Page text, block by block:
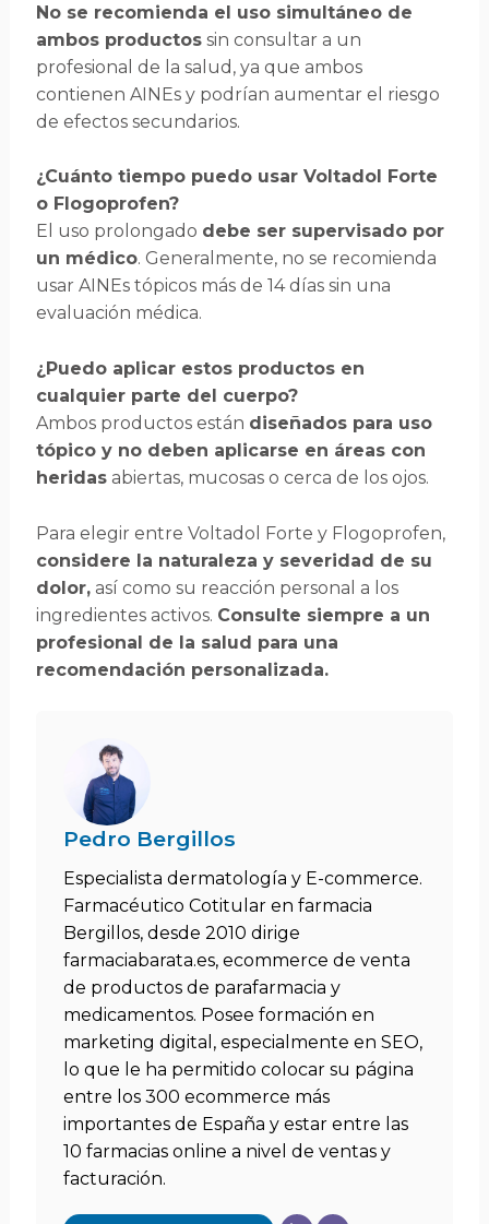
No se recomienda el uso simultáneo de
ambos productossin consultar a un
profesional de la salud, ya que ambos
contienen AINEs y podrían aumentar el riesgo
de efectos secundarios.
¿Cuánto tiempo puedo usar Voltadol Forte
o Flogoprofen?
El uso prolongado debe ser supervisado por
un médico. Generalmente, no se recomienda
usar AINEs tópicos más de 14 días sin una
evaluación médica.
¿Puedo aplicar estos productos en
cualquier parte del cuerpo?
Ambos productos están diseñados para uso
tópico y no deben aplicarse en áreas con
heridasabiertas, mucosas o cerca de los ojos.
Para elegir entre Voltadol Forte y Flogoprofen,
considere la naturaleza y severidad de su
dolor,así como su reacción personal a los
ingredientes activos. Consulte siempre a un
profesional de la salud para una
recomendación personalizada.
Pedro Bergillos
Especialista dermatología y E-commerce.
Farmacéutico Cotitular en farmacia
Bergillos, desde 2010 dirige
farmaciabarata.es, ecommerce de venta
de productos de parafarmacia y
medicamentos. Posee formación en
marketing digital, especialmente en SEO,
lo que le ha permitido colocar su página
entre los 300 ecommerce más
importantes de España y estar entre las
10 farmacias online a nivel de ventas y
facturación.